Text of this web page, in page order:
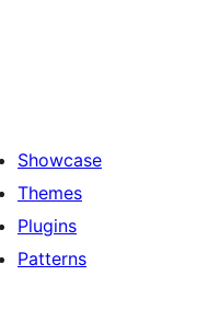
Showcase
Themes
Plugins
Patterns